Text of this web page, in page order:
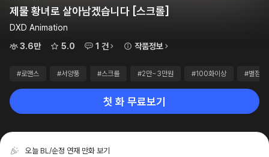
제물 황녀로 살아남겠습니다 [스크롤]
DXD Animation
3.6만
5.0 1 건 작품정보
#로맨스 #서양풍 #스크롤 #2만~3만원 #100화이상 #별점4
첫 화 무료보기
오늘 BL/순정 연재 만화 보기